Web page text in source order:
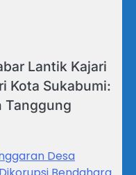
Lantik Kajari
Kota Sukabumi:
Tanggung
Desa